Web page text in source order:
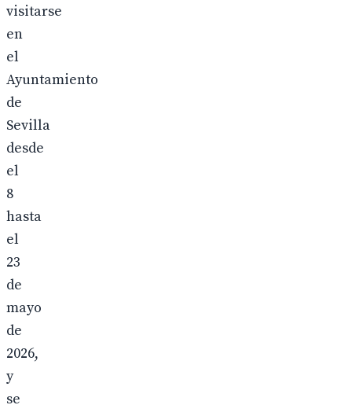
visitarse
en
el
Ayuntamiento
de
Sevilla
desde
el
8
hasta
el
23
de
mayo
de
2026,
y
se